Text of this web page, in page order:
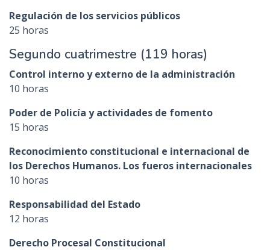
Regulación de los servicios públicos
25 horas
Segundo cuatrimestre (119 horas)
Control interno y externo de la administración
10 horas
Poder de Policía y actividades de fomento
15 horas
Reconocimiento constitucional e internacional de
los Derechos Humanos. Los fueros internacionales
10 horas
Responsabilidad del Estado
12 horas
Derecho Procesal Constitucional